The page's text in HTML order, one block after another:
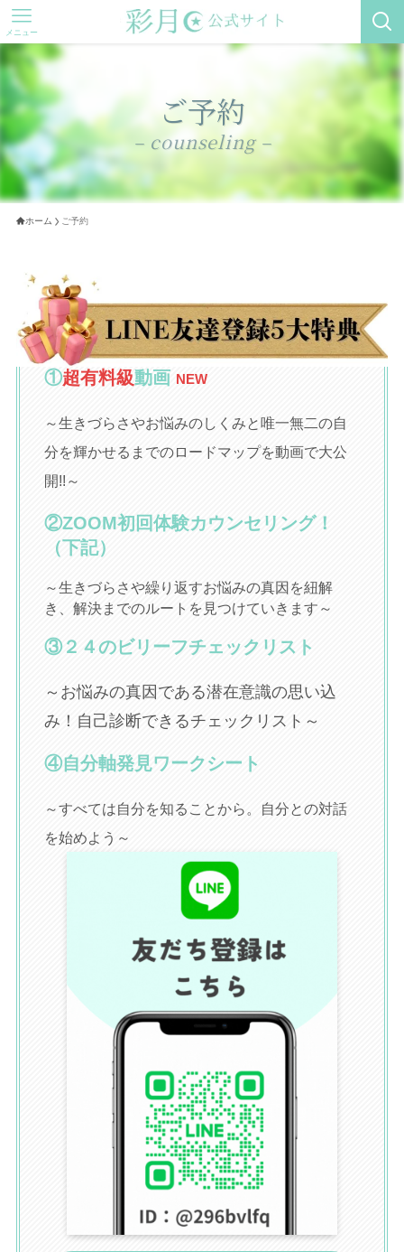
メニュー
ご予約
– counseling –
ホーム ご予約
①超有料級動画 NEW
～生きづらさやお悩みのしくみと唯一無二の自
分を輝かせるまでのロードマップを動画で大公
開!!～
②ZOOM初回体験カウンセリング！
（下記）
～生きづらさや繰り返すお悩みの真因を紐解
き、解決までのルートを見つけていきます～
③２４のビリーフチェックリスト
～お悩みの真因である潜在意識の思い込
み！自己診断できるチェックリスト～
④自分軸発見ワークシート
～すべては自分を知ることから。自分との対話
を始めよう～